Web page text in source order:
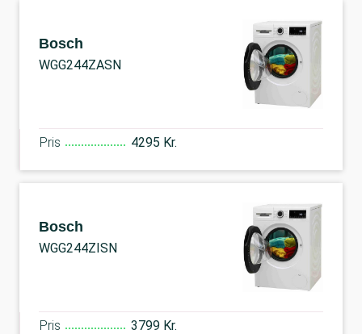
Bosch
WGG244ZASN
Pris 4295 Kr.
Bosch
WGG244ZISN
Pris 3799 Kr.